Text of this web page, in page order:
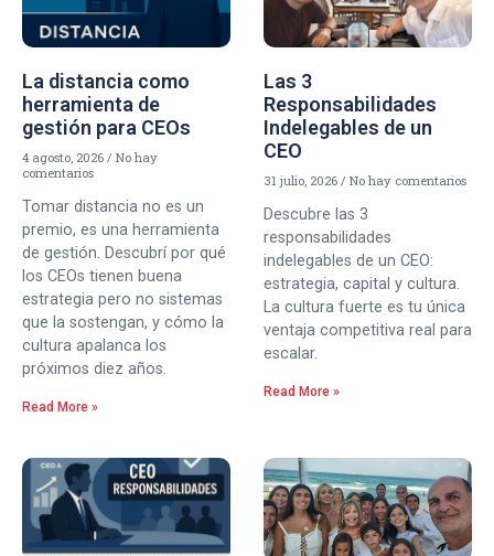
La distancia como
herramienta de
gestión para CEOs
4 agosto, 2026
No hay
comentarios
Tomar distancia no es un
premio, es una herramienta
de gestión. Descubrí por qué
los CEOs tienen buena
estrategia pero no sistemas
que la sostengan, y cómo la
cultura apalanca los
próximos diez años.
Read More »
Las 3
Responsabilidades
Indelegables de un
CEO
31 julio, 2026 No hay comentarios
Descubre las 3
responsabilidades
indelegables de un CEO:
estrategia, capital y cultura.
La cultura fuerte es tu única
ventaja competitiva real para
escalar.
Read More »